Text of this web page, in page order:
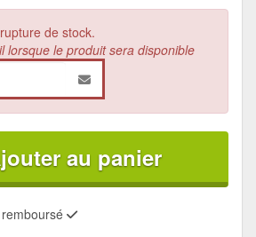
de stock.
lorsque le produit sera disponible
au panier